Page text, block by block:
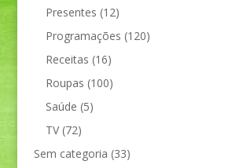
Presentes (12)
Programações (120)
Receitas (16)
Roupas (100)
Saúde (5)
TV(72)
Sem categoria (33)